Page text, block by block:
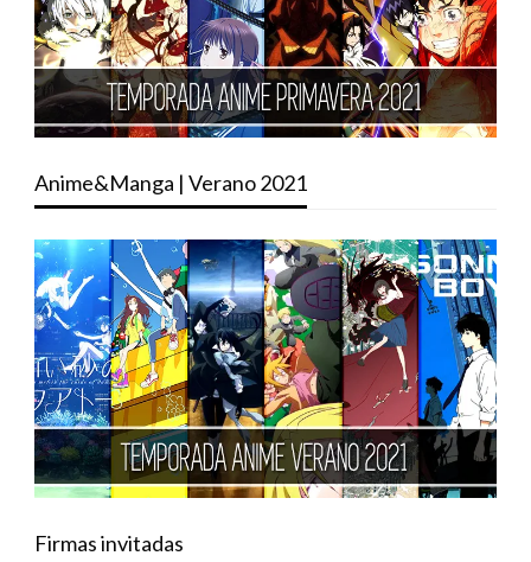
Anime&Manga | Verano 2021
Firmas invitadas